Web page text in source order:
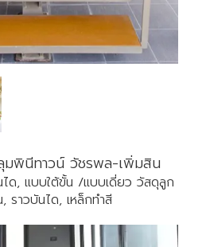
มพินีทาวน์ วัชรพล-เพิ่มสิน
ได, แบบใต้ขั้น /แบบเดี่ยว วัสดุลูก
ราวบันได, เหล็กทำสี